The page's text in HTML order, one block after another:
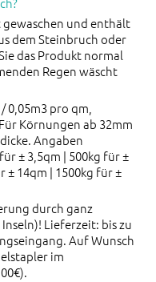
und enthält
dem Steinbruch oder
das Produkt normal
Regen wäscht
0,05m3 pro qm,
Körnungen ab 32mm
Angaben
± 3,5qm | 500kg für ±
± 14qm | 1500kg für ±
durch ganz
Lieferzeit: bis zu
Auf Wunsch
im